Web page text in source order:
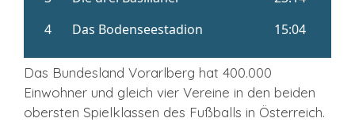
Das Bundesland Vorarlberg hat 400.000
Einwohner und gleich vier Vereine in den beiden
obersten Spielklassen des Fußballs in Österreich.